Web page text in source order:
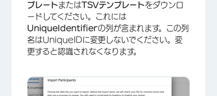
プレートまたはTSVテンプレートをダウンロ
ードしてください。これには
UniqueIdentifierの列が含まれます。この列
名はUniqueIDに変更しないでください。変
更すると認識されなくなります。